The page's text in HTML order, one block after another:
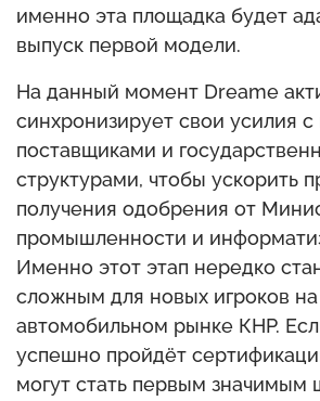
именно эта площадка будет
выпуск первой модели.
На данный момент Dreame
синхронизирует свои усилия
поставщиками и
структурами, чтобы ускорить
получения одобрения от
промышленности и
Именно этот этап нередко
сложным для новых игроков на
автомобильном рынке КНР.
успешно пройдёт
могут стать первым значимым